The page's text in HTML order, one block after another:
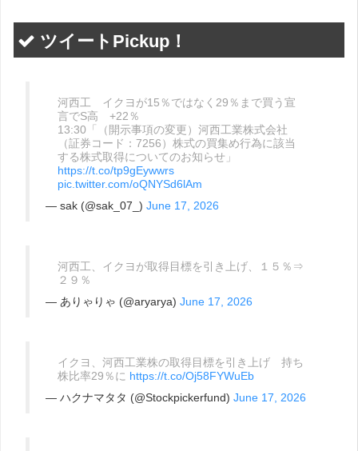
ツイートPickup！
河西工 イクヨが15％ではなく29％まで買う宣
言でS高 +22％
13:30「（開示事項の変更）河西工業株式会社
（証券コード：7256）株式の買集め行為に該当
する株式取得についてのお知らせ」
https://t.co/tp9gEywwrs
pic.twitter.com/oQNYSd6lAm
— sak (@sak_07_) June 17, 2026
河西工、イクヨが取得目標を引き上げ、１５％⇒
２９％
— ありゃりゃ (@aryarya) June 17, 2026
イクヨ、河西工業株の取得目標を引き上げ 持ち
株比率29％に https://t.co/Oj58FYWuEb
— ハクナマタタ (@Stockpickerfund) June 17, 2026